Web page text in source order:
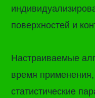
поверхностей и
Настраиваемые
время
статистические